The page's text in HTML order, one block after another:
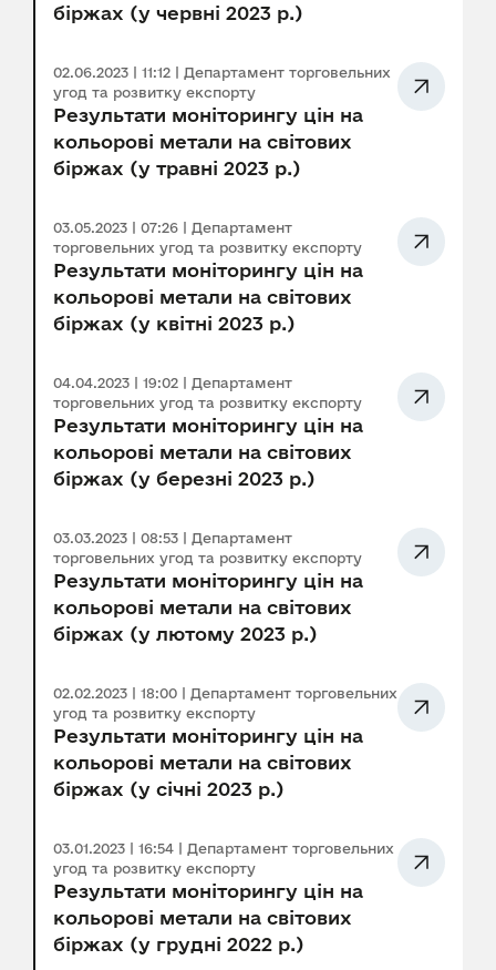
біржах (у червні 2023 р.)
02.06.2023 | 11:12 | Департамент торговельних
угод та розвитку експорту
Результати моніторингу цін на
кольорові метали на світових
біржах (у травні 2023 р.)
03.05.2023 | 07:26 | Департамент
торговельних угод та розвитку експорту
Результати моніторингу цін на
кольорові метали на світових
біржах (у квітні 2023 р.)
04.04.2023 | 19:02 | Департамент
торговельних угод та розвитку експорту
Результати моніторингу цін на
кольорові метали на світових
біржах (у березні 2023 р.)
03.03.2023 | 08:53 | Департамент
торговельних угод та розвитку експорту
Результати моніторингу цін на
кольорові метали на світових
біржах (у лютому 2023 р.)
02.02.2023 | 18:00 | Департамент торговельних
угод та розвитку експорту
Результати моніторингу цін на
кольорові метали на світових
біржах (у січні 2023 р.)
03.01.2023 | 16:54 | Департамент торговельних
угод та розвитку експорту
Результати моніторингу цін на
кольорові метали на світових
біржах (у грудні 2022 р.)